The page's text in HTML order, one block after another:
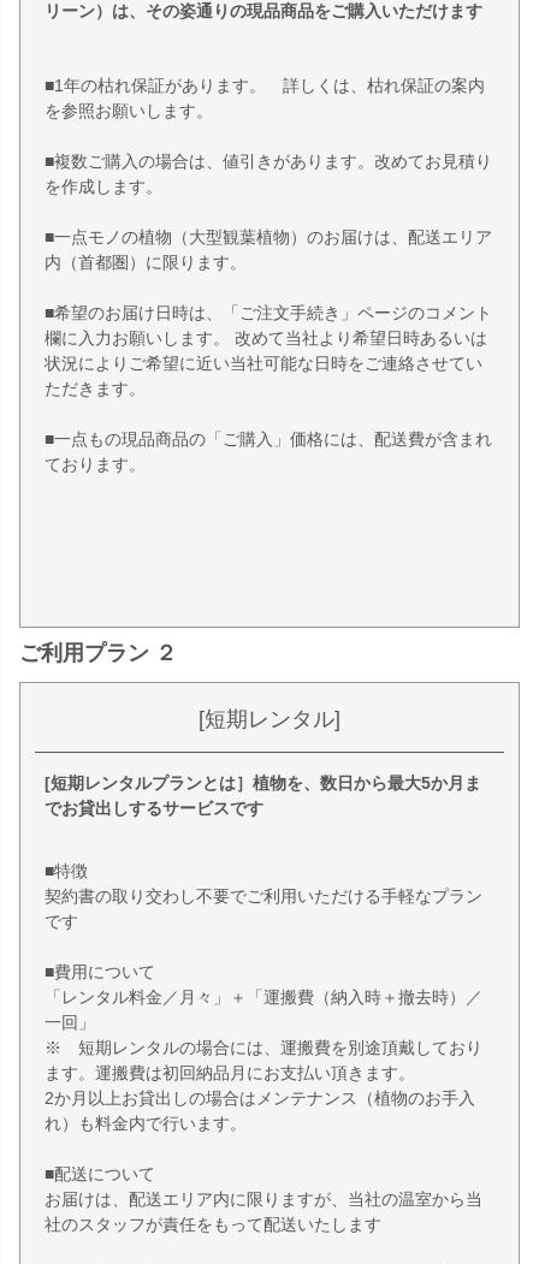
リーン）は、その姿通りの現品商品をご購入いただけます
■1年の枯れ保証があります。 詳しくは、枯れ保証の案内
を参照お願いします。
■複数ご購入の場合は、値引きがあります。改めてお見積り
を作成します。
■一点モノの植物（大型観葉植物）のお届けは、配送エリア
内（首都圏）に限ります。
■希望のお届け日時は、「ご注文手続き」ページのコメント
欄に入力お願いします。 改めて当社より希望日時あるいは
状況によりご希望に近い当社可能な日時をご連絡させてい
ただきます。
■一点もの現品商品の「ご購入」価格には、配送費が含まれ
ております。
ご利用プラン ２
[短期レンタル]
[短期レンタルプランとは］植物を、数日から最大5か月ま
でお貸出しするサービスです
■特徴
契約書の取り交わし不要でご利用いただける手軽なプラン
です
■費用について
「レンタル料金／月々」＋「運搬費（納入時＋撤去時）／
一回」
※ 短期レンタルの場合には、運搬費を別途頂戴しており
ます。運搬費は初回納品月にお支払い頂きます。
2か月以上お貸出しの場合はメンテナンス（植物のお手入
れ）も料金内で行います。
■配送について
お届けは、配送エリア内に限りますが、当社の温室から当
社のスタッフが責任をもって配送いたします